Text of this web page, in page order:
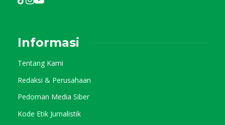
Informasi
Tentang Kami
Redaksi & Perusahaan
Pedoman Media Siber
Kode Etik Jurnalistik